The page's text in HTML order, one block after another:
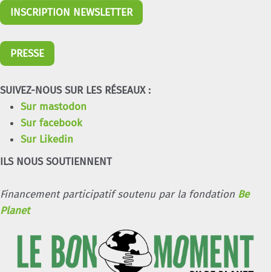
INSCRIPTION NEWSLETTER
PRESSE
SUIVEZ-NOUS SUR LES RÉSEAUX :
Sur mastodon
Sur facebook
Sur Likedin
ILS NOUS SOUTIENNENT
Financement participatif soutenu par la fondation Be
Planet